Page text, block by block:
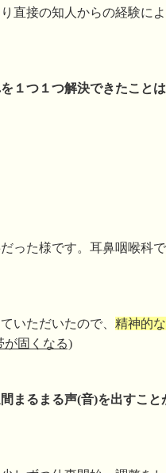
直接の知人からの経験に
１つ１つ解決できたことは
った様です。耳鼻咽喉科
いただいたので、 精神的
固くなる)
まるまる声(音)を出すこと